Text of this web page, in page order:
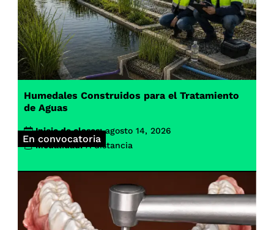
En convocatoria
Humedales Construidos para el Tratamiento
de Aguas
Inicio de clases: agosto 14, 2026
Modalidad: A distancia